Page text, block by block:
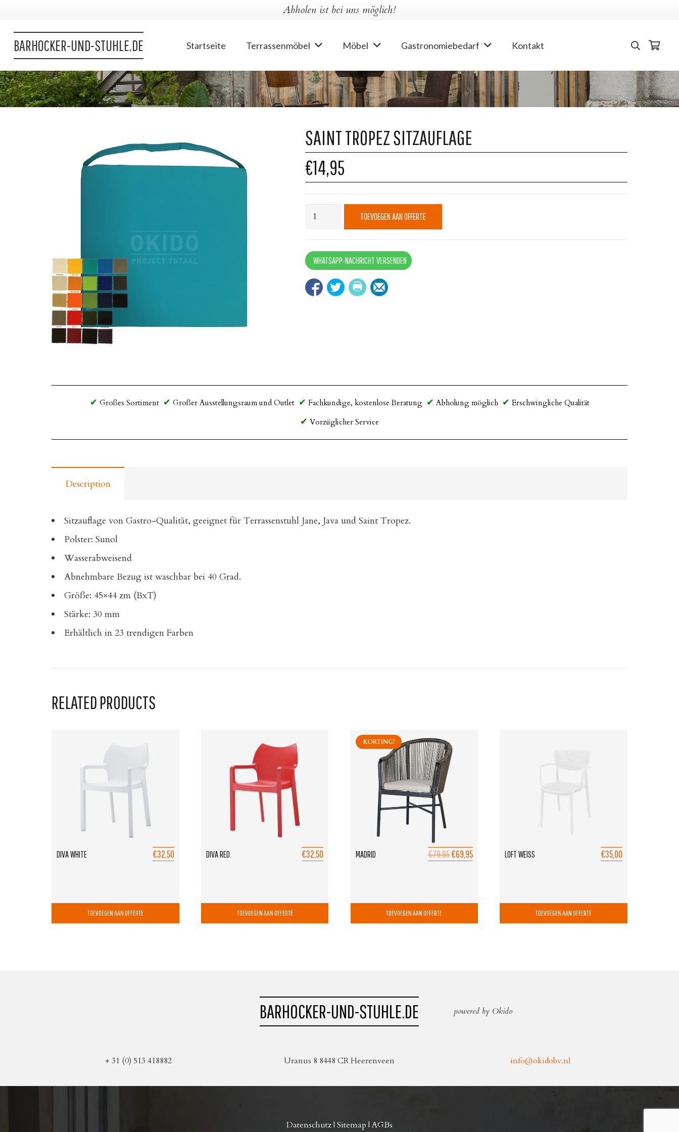
Abholen ist bei uns möglich!
BARHOCKER-UND-STUHLE.DE Startseite Terrassenmöbel Möbel Gastronomiebedarf Kontakt
SAINT TROPEZ SITZAUFLAGE
€14,95
Saint
Sitzauflage
quantity
TOEVOEGEN AAN OFFERTE
WHATSAPP-NACHRICHT VERSENDEN
Großes Sortiment Großer Ausstellungsraum und Outlet Fachkundige, kostenlose Beratung Abholung möglich
Erschwingliche Qualität
Vorzüglicher Service
Description
Sitzauflage von Gastro-Qualität, geeignet für Terrassenstuhl Jane, Java und Saint Tropez.
Polster: Sunol
Wasserabweisend
Abnehmbare Bezug ist waschbar bei 40 Grad.
Größe: 45×44 zm (BxT)
Stärke: 30 mm
Erhältlich in 23 trendigen Farben
RELATED PRODUCTS
DIVA WHITE €32,50
TOEVOEGEN AAN OFFERTE
DIVA RED €32,50
TOEVOEGEN AAN OFFERTE
KORTING!
MADRID €79,95€69,95
TOEVOEGEN AAN OFFERTE
LOFT WEISS €35,00
TOEVOEGEN AAN OFFERTE
BARHOCKER-UND-STUHLE.DE powered by Okido
+ 31 (0) 513 418882 Uranus 8 8448 CR Heerenveen info@okidobv.nl
Datenschutz| Sitemap | AGBs